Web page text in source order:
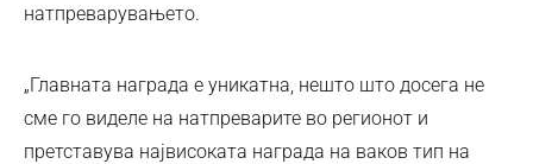
натпреварувањето.
„Главната награда е уникатна, нешто што досега не
сме го виделе на натпреварите во регионот и
претставува највисоката награда на ваков тип на